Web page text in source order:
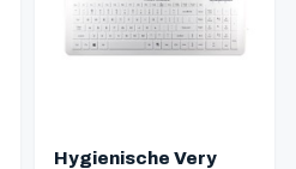
Hygienische Very